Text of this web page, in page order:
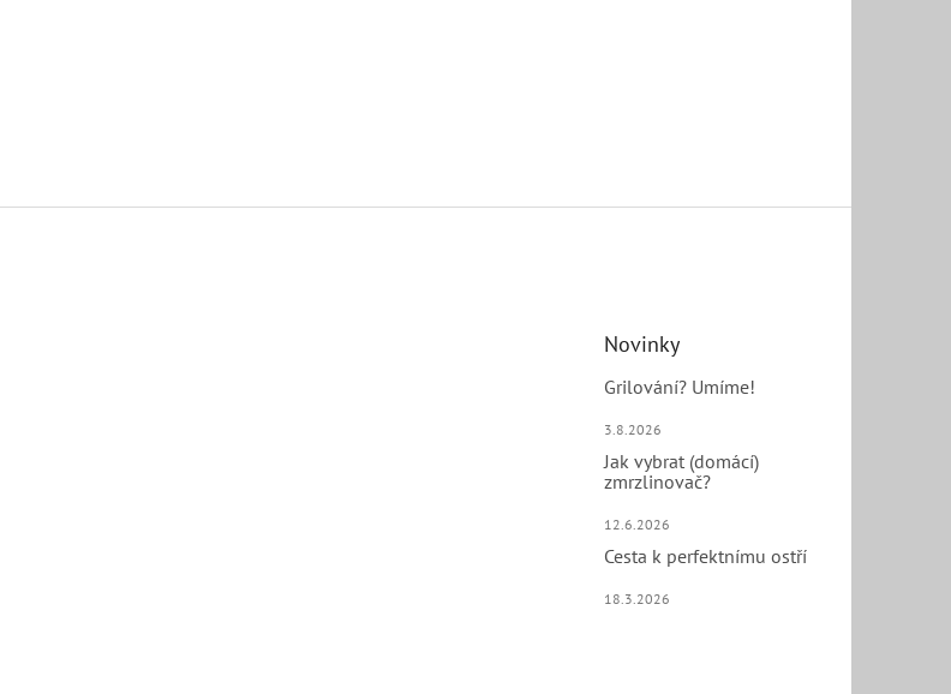
Novinky
Grilování? Umíme!
3.8.2026
Jak vybrat (domácí)
zmrzlinovač?
12.6.2026
Cesta k perfektnímu ostří
18.3.2026